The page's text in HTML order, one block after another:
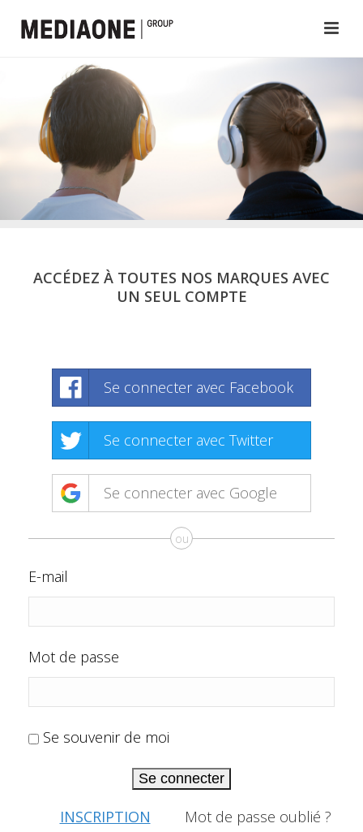
ACCÉDEZ À TOUTES NOS MARQUES AVEC
UN SEUL COMPTE
Se connecter avec Facebook
Se connecter avec Twitter
Se connecter avec Google
ou
E-mail
Mot de passe
Se souvenir de moi
Se connecter
INSCRIPTION Mot de passe oublié ?